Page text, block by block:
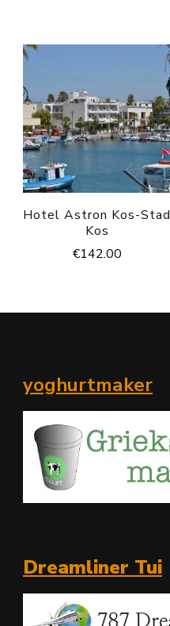
Hotel Astron Kos-Stad
Kos
€142.00
yoghurtmaker
Dreamliner Tui